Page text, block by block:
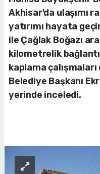
Akhisar'da ulaşımı
yatırımı hayata
ile Çağlak Boğazı
kilometrelik
kaplama
Belediye Başkanı
yerinde inceledi.